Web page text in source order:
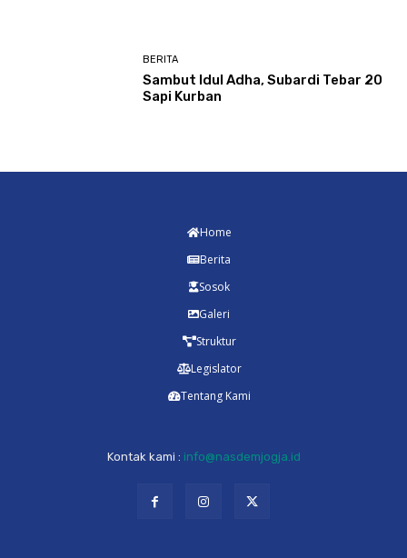
BERITA
Sambut Idul Adha, Subardi Tebar 20
Sapi Kurban
Home
Berita
Sosok
Galeri
Struktur
Legislator
Tentang Kami
Kontak kami : info@nasdemjogja.id